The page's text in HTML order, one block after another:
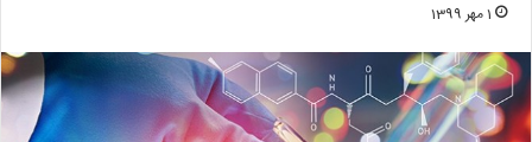
1 مهر 1399